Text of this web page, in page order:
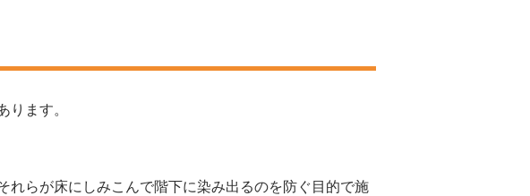
ります。
らが床にしみこんで階下に染み出るのを防ぐ目的で施